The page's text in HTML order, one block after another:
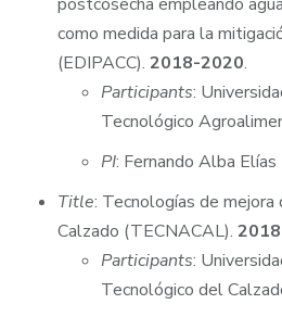
como medida para la
(EDIPACC).2018-2020.
Participants:
Tecnológico
PI: Fernando Alba Elías
Title: Tecnologías de
Calzado (TECNACAL).
Participants:
Tecnológico del